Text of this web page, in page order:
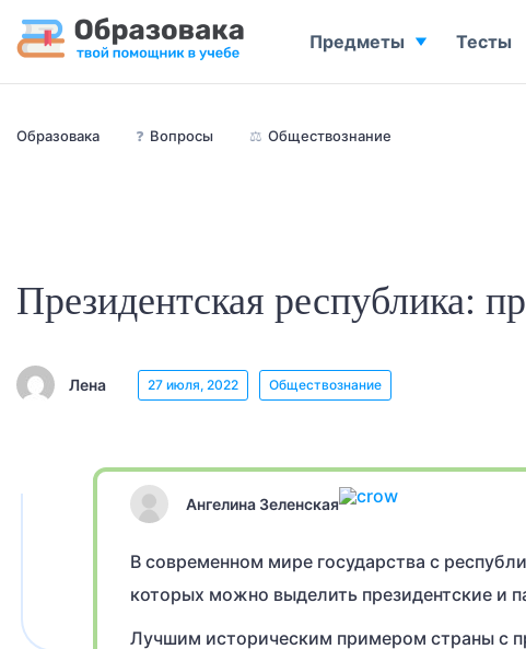
Образовака ❓ Вопросы ⚖️ Обществознание
Президентская республика:
Лена 27 июля, 2022 Обществознание
Ангелина Зеленская
В современном мире государства с
которых можно выделить президентские и
Лучшим историческим примером страны с
Предметы Тесты